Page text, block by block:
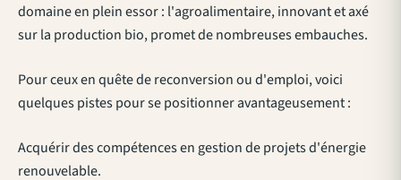
domaine en plein essor : l'agroalimentaire, innovant et axé
sur la production bio, promet de nombreuses embauches.
Pour ceux en quête de reconversion ou d'emploi, voici
quelques pistes pour se positionner avantageusement :
Acquérir des compétences en gestion de projets d'énergie
renouvelable.